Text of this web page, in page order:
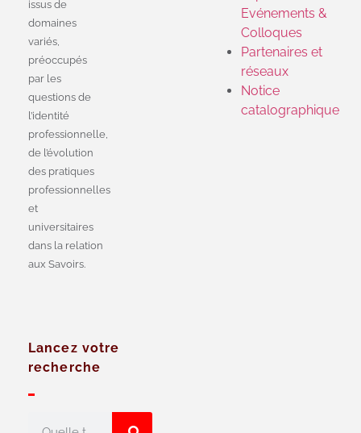
issus de
domaines
variés,
préoccupés
par les
questions de
l’identité
professionnelle,
de l’évolution
des pratiques
professionnelles
et
universitaires
dans la relation
aux Savoirs.
Evénements &
Colloques
Partenaires et
réseaux
Notice
catalographique
Lancez votre
recherche